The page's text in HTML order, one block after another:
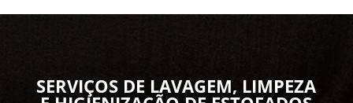
SERVIÇOS DE LAVAGEM, LIMPEZA